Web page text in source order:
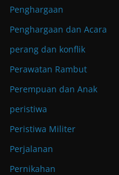
Penghargaan
Penghargaan dan Acara
perang dan konflik
Perawatan Rambut
Perempuan dan Anak
peristiwa
Peristiwa Militer
Perjalanan
Pernikahan